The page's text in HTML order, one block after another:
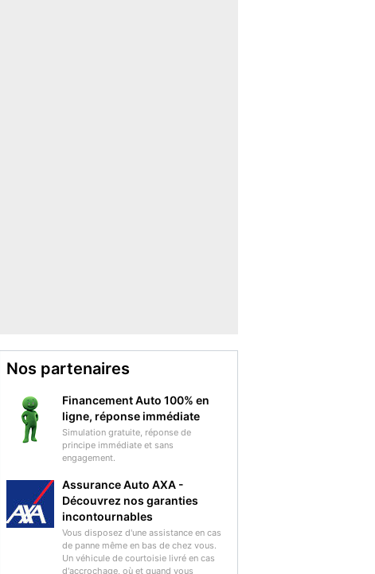
Nos partenaires
Financement Auto 100% en
ligne, réponse immédiate
Simulation gratuite, réponse de
principe immédiate et sans
engagement.
Assurance Auto AXA -
Découvrez nos garanties
incontournables
Vous disposez d'une assistance en cas
de panne même en bas de chez vous.
Un véhicule de courtoisie livré en cas
d'accrochage, où et quand vous